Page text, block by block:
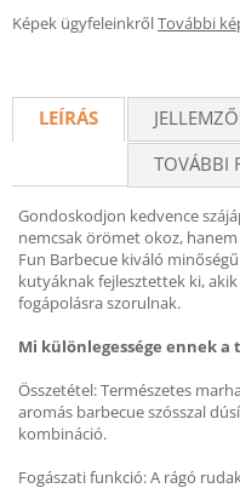
Képek ügyfeleinkrőlTovábbi
LEÍRÁS
TOVÁBBI
Gondoskodjon kedvence
nemcsak örömet okoz,
Fun Barbecue kiváló
kutyáknak fejlesztettek ki,
fogápolásra szorulnak.
Mi különlegessége ennek a
Összetétel: Természetes
aromás barbecue szósszal
kombináció.
Fogászati funkció: A rágó